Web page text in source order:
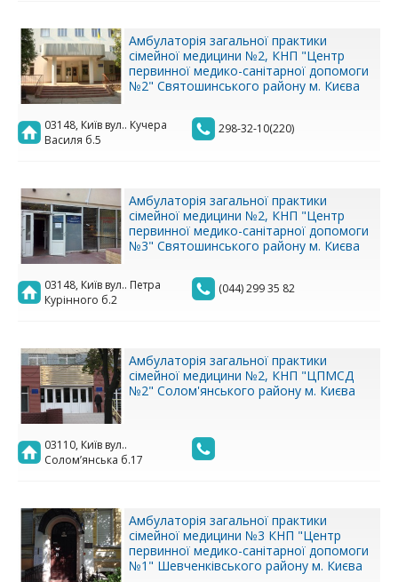
Амбулаторія загальної практики
сімейної медицини №2, КНП "Центр
первинної медико-санітарної допомоги
№2" Святошинського району м. Києва
03148, Київ вул.. Кучера
Василя б.5
298-32-10(220)
Амбулаторія загальної практики
сімейної медицини №2, КНП "Центр
первинної медико-санітарної допомоги
№3" Святошинського району м. Києва
03148, Київ вул.. Петра
Курінного б.2
(044) 299 35 82
Амбулаторія загальної практики
сімейної медицини №2, КНП "ЦПМСД
№2" Солом'янського району м. Києва
03110, Київ вул..
Солом’янська б.17
Амбулаторія загальної практики
сімейної медицини №3 КНП "Центр
первинної медико-санітарної допомоги
№1" Шевченківського району м. Києва